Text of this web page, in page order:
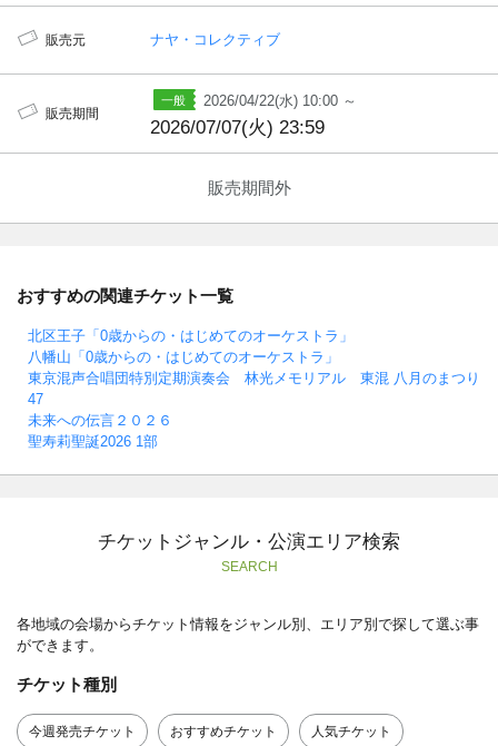
販売元 ナヤ・コレクティブ
販売期間
2026/04/22(水) 10:00 ～
2026/07/07(火) 23:59
販売期間外
おすすめの関連チケット一覧
北区王子「0歳からの・はじめてのオーケストラ」
八幡山「0歳からの・はじめてのオーケストラ」
東京混声合唱団特別定期演奏会 林光メモリアル 東混 八月のまつり
47
未来への伝言２０２６
聖寿莉聖誕2026 1部
チケットジャンル・公演エリア検索
SEARCH
各地域の会場からチケット情報をジャンル別、エリア別で探して選ぶ事
ができます。
チケット種別
今週発売チケット おすすめチケット 人気チケット